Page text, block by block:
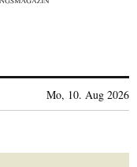
Mo, 10. Aug 2026